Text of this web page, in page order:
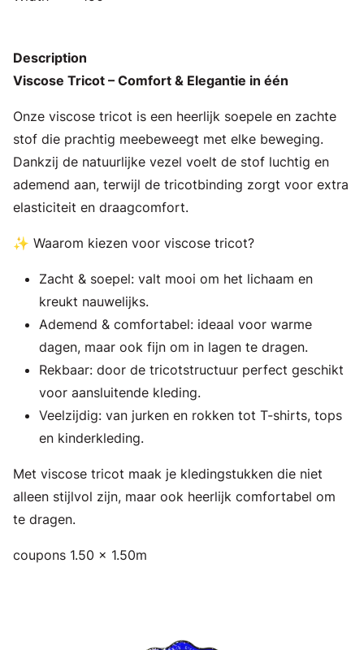
Description
Viscose Tricot – Comfort & Elegantie in één
Onze viscose tricot is een heerlijk soepele en zachte
stof die prachtig meebeweegt met elke beweging.
Dankzij de natuurlijke vezel voelt de stof luchtig en
ademend aan, terwijl de tricotbinding zorgt voor extra
elasticiteit en draagcomfort.
✨ Waarom kiezen voor viscose tricot?
Zacht & soepel: valt mooi om het lichaam en
kreukt nauwelijks.
Ademend & comfortabel: ideaal voor warme
dagen, maar ook fijn om in lagen te dragen.
Rekbaar: door de tricotstructuur perfect geschikt
voor aansluitende kleding.
Veelzijdig: van jurken en rokken tot T-shirts, tops
en kinderkleding.
Met viscose tricot maak je kledingstukken die niet
alleen stijlvol zijn, maar ook heerlijk comfortabel om
te dragen.
coupons 1.50 x 1.50m